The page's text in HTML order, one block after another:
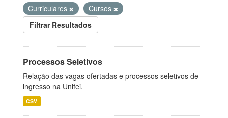
Curriculares
Cursos
Filtrar Resultados
Processos Seletivos
Relação das vagas ofertadas e processos seletivos de
ingresso na Unifei.
CSV